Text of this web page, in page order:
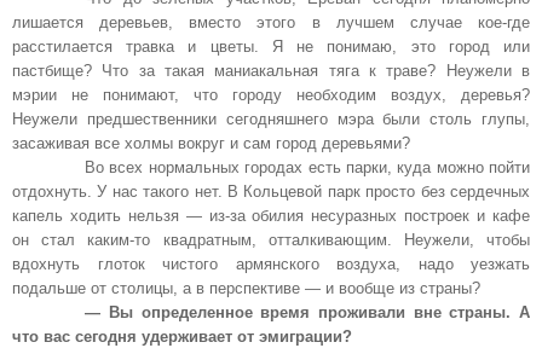
лишается деревьев, вместо этого в лучшем случае кое-где
расстилается травка и цветы. Я не понимаю, это город или
пастбище? Что за такая маниакальная тяга к траве? Неужели в
мэрии не понимают, что городу необходим воздух, деревья?
Неужели предшественники сегодняшнего мэра были столь глупы,
засаживая все холмы вокруг и сам город деревьями?
Во всех нормальных городах есть парки, куда можно пойти
отдохнуть. У нас такого нет. В Кольцевой парк просто без сердечных
капель ходить нельзя — из-за обилия несуразных построек и кафе
он стал каким-то квадратным, отталкивающим. Неужели, чтобы
вдохнуть глоток чистого армянского воздуха, надо уезжать
подальше от столицы, а в перспективе — и вообще из страны?
— Вы определенное время проживали вне страны. А
что вас сегодня удерживает от эмиграции?